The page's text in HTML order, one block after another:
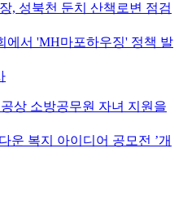
, 성북천 둔치 산책로변 점검
에서 'MH마포하우징' 정책 발
상 소방공무원 자녀 지원을
운 복지 아이디어 공모전 ’개